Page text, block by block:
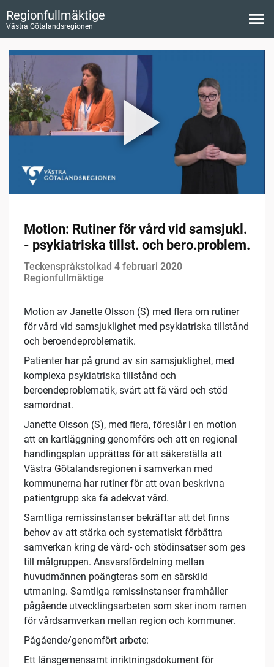
Regionfullmäktige
Västra Götalandsregionen
Motion: Rutiner för vård vid samsjukl.
- psykiatriska tillst. och bero.problem.
Teckenspråkstolkad 4 februari 2020
Regionfullmäktige
Motion av Janette Olsson (S) med flera om rutiner
för vård vid samsjuklighet med psykiatriska tillstånd
och beroendeproblematik.
Patienter har på grund av sin samsjuklighet, med
komplexa psykiatriska tillstånd och
beroendeproblematik, svårt att fä värd och stöd
samordnat.
Janette Olsson (S), med flera, föreslår i en motion
att en kartläggning genomförs och att en regional
handlingsplan upprättas för att säkerställa att
Västra Götalandsregionen i samverkan med
kommunerna har rutiner för att ovan beskrivna
patientgrupp ska få adekvat vård.
Samtliga remissinstanser bekräftar att det finns
behov av att stärka och systematiskt förbättra
samverkan kring de vård- och stödinsatser som ges
till målgruppen. Ansvarsfördelning mellan
huvudmännen poängteras som en särskild
utmaning. Samtliga remissinstanser framhåller
pågående utvecklingsarbeten som sker inom ramen
för vårdsamverkan mellan region och kommuner.
Pågående/genomfört arbete:
Ett länsgemensamt inriktningsdokument för